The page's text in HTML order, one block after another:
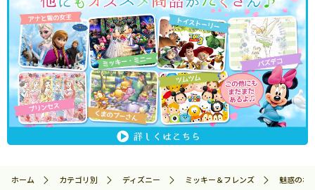
ホーム カテゴリ別 ディズニー ミッキー＆フレンズ
魅惑の